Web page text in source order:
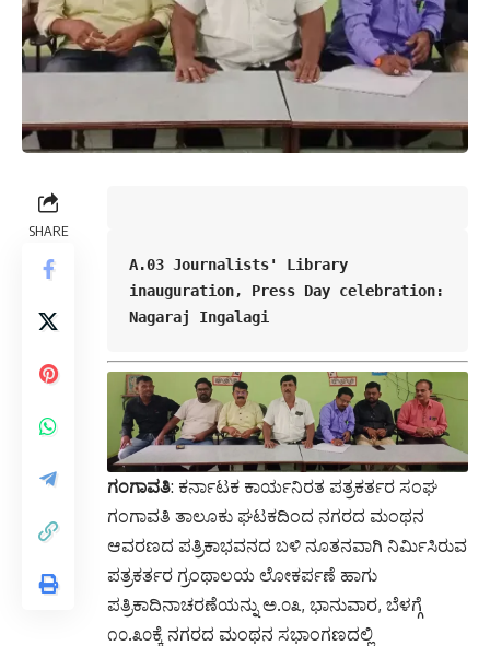
SHARE
A.03 Journalists' Library
inauguration, Press Day celebration:
Nagaraj Ingalagi
ಗಂಗಾವತಿ: ಕರ್ನಾಟಕ ಕಾರ್ಯನಿರತ ಪತ್ರಕರ್ತರ ಸಂಘ
ಗಂಗಾವತಿ ತಾಲೂಕು ಘಟಕದಿಂದ ನಗರದ ಮಂಥನ
ಆವರಣದ ಪತ್ರಿಕಾಭವನದ ಬಳಿ ನೂತನವಾಗಿ ನಿರ್ಮಿಸಿರುವ
ಪತ್ರಕರ್ತರ ಗ್ರಂಥಾಲಯ ಲೋಕರ್ಪಣೆ ಹಾಗು
ಪತ್ರಿಕಾದಿನಾಚರಣೆಯನ್ನು ಅ.೦೩, ಭಾನುವಾರ, ಬೆಳಗ್ಗೆ
೧೦.೩೦ಕ್ಕೆ ನಗರದ ಮಂಥನ ಸಭಾಂಗಣದಲ್ಲಿ